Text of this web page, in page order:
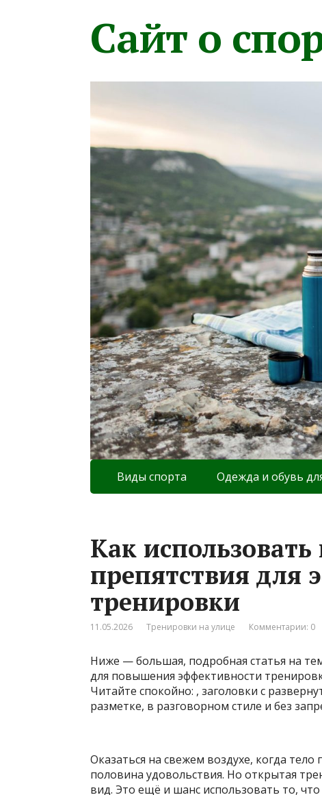
Сайт о
Виды спорта Одежда и обувь
Как
препятствия для
тренировки
11.05.2026 Тренировки на улице Комментарии: 0
Ниже — большая, подробная статья на
для повышения эффективности
Читайте спокойно: , заголовки с
разметке, в разговорном стиле и без
Оказаться на свежем воздухе, когда
половина удовольствия. Но открытая
вид. Это ещё и шанс использовать то,